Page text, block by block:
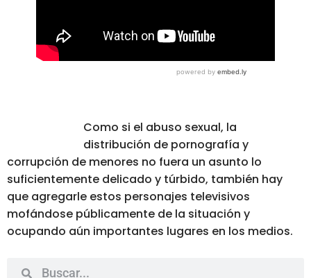
Como si el abuso sexual, la
distribución de pornografía y
corrupción de menores no fuera un asunto lo
suficientemente delicado y túrbido, también hay
que agregarle estos personajes televisivos
mofándose públicamente de la situación y
ocupando aún importantes lugares en los medios.